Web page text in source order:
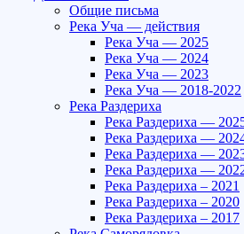
Общие письма
Река Уча — действия
Река Уча — 2025
Река Уча — 2024
Река Уча — 2023
Река Уча — 2018-2022
Река Раздериха
Река Раздериха —
Река Раздериха —
Река Раздериха —
Река Раздериха —
Река Раздериха – 2021
Река Раздериха – 2020
Река Раздериха – 2017